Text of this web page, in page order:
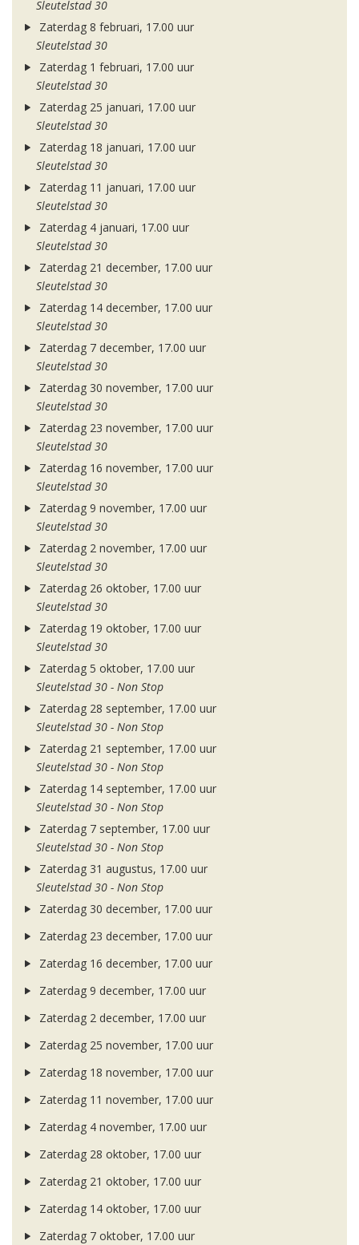
Sleutelstad 30
Zaterdag 8 februari, 17.00 uur
Sleutelstad 30
Zaterdag 1 februari, 17.00 uur
Sleutelstad 30
Zaterdag 25 januari, 17.00 uur
Sleutelstad 30
Zaterdag 18 januari, 17.00 uur
Sleutelstad 30
Zaterdag 11 januari, 17.00 uur
Sleutelstad 30
Zaterdag 4 januari, 17.00 uur
Sleutelstad 30
Zaterdag 21 december, 17.00 uur
Sleutelstad 30
Zaterdag 14 december, 17.00 uur
Sleutelstad 30
Zaterdag 7 december, 17.00 uur
Sleutelstad 30
Zaterdag 30 november, 17.00 uur
Sleutelstad 30
Zaterdag 23 november, 17.00 uur
Sleutelstad 30
Zaterdag 16 november, 17.00 uur
Sleutelstad 30
Zaterdag 9 november, 17.00 uur
Sleutelstad 30
Zaterdag 2 november, 17.00 uur
Sleutelstad 30
Zaterdag 26 oktober, 17.00 uur
Sleutelstad 30
Zaterdag 19 oktober, 17.00 uur
Sleutelstad 30
Zaterdag 5 oktober, 17.00 uur
Sleutelstad 30 - Non Stop
Zaterdag 28 september, 17.00 uur
Sleutelstad 30 - Non Stop
Zaterdag 21 september, 17.00 uur
Sleutelstad 30 - Non Stop
Zaterdag 14 september, 17.00 uur
Sleutelstad 30 - Non Stop
Zaterdag 7 september, 17.00 uur
Sleutelstad 30 - Non Stop
Zaterdag 31 augustus, 17.00 uur
Sleutelstad 30 - Non Stop
Zaterdag 30 december, 17.00 uur
Zaterdag 23 december, 17.00 uur
Zaterdag 16 december, 17.00 uur
Zaterdag 9 december, 17.00 uur
Zaterdag 2 december, 17.00 uur
Zaterdag 25 november, 17.00 uur
Zaterdag 18 november, 17.00 uur
Zaterdag 11 november, 17.00 uur
Zaterdag 4 november, 17.00 uur
Zaterdag 28 oktober, 17.00 uur
Zaterdag 21 oktober, 17.00 uur
Zaterdag 14 oktober, 17.00 uur
Zaterdag 7 oktober, 17.00 uur